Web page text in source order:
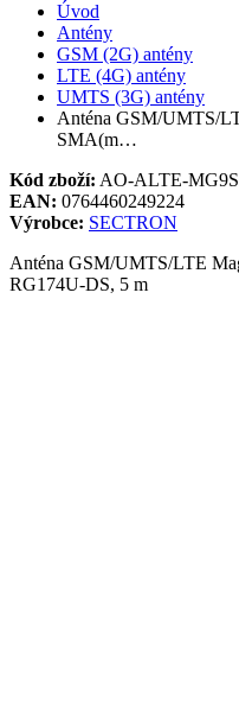
Úvod
Antény
GSM (2G) antény
LTE (4G) antény
UMTS (3G) antény
Anténa GSM/UMTS/
SMA(m…
Kód zboží: AO-ALTE-
EAN: 0764460249224
Výrobce: SECTRON
Anténa GSM/UMTS/LTE
RG174U-DS, 5 m